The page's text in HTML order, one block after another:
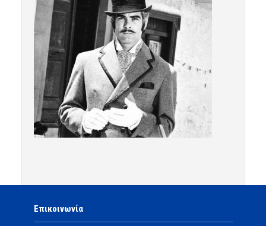
Επικοινωνία